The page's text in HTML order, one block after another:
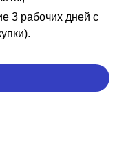
3 рабочих дней с